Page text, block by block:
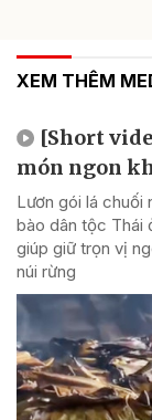
XEM THÊM
[Short
món ngon
Lươn gói lá chuối
bào dân tộc Thái
giúp giữ trọn vị
núi rừng